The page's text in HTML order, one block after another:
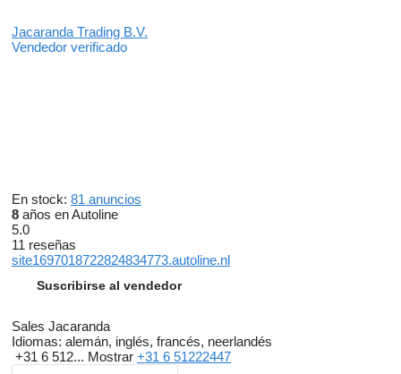
Jacaranda Trading B.V.
Vendedor verificado
En stock: 81 anuncios
8 años en Autoline
5.0
11 reseñas
site1697018722824834773.autoline.nl
Suscribirse al vendedor
Sales Jacaranda
Idiomas: alemán, inglés, francés, neerlandés
+31 6 512... Mostrar +31 6 51222447